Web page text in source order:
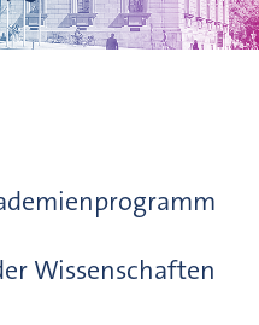
Wissenschaften